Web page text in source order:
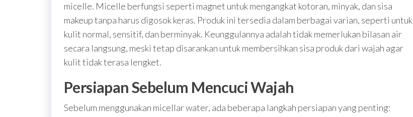
micelle. Micelle berfungsi seperti magnet untuk mengangkat kotoran, minyak, dan sisa
makeup tanpa harus digosok keras. Produk ini tersedia dalam berbagai varian, seperti untuk
kulit normal, sensitif, dan berminyak. Keunggulannya adalah tidak memerlukan bilasan air
secara langsung, meski tetap disarankan untuk membersihkan sisa produk dari wajah agar
kulit tidak terasa lengket.
Persiapan Sebelum Mencuci Wajah
Sebelum menggunakan micellar water, ada beberapa langkah persiapan yang penting: